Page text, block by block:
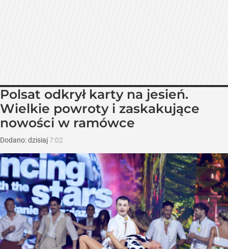
Polsat odkrył karty na jesień.
Wielkie powroty i zaskakujące
nowości w ramówce
Dodano:dzisiaj7:02